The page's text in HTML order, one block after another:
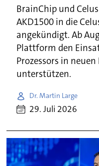
BrainChip und
AKD1500 in die
angekündigt. Ab
Plattform den
Prozessors in
unterstützen.
Dr. Martin Large
29. Juli 2026